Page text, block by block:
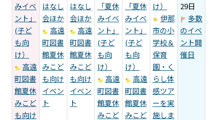
みイベ
ント」
(子ど
も向
け）
高遠
町図書
館夏休
みこど
も向け
はなし
会ほか
高遠
町図書
館夏休
みこど
も向け
イベン
ト
はなし
会ほか
高遠
町図書
館夏休
みこど
も向け
イベン
ト
「夏休
みイベ
ント」
(子ど
も向
け）
高遠
町図書
館夏休
みこど
「夏休
みイベ
ント」
(子ど
も向
け）
高遠
町図書
館夏休
みこど
け）
伊那
市の小
学校＆
保育
園・く
らし体
感ツア
ーを実
施しま
29日
多数
のイベ
ント開
催日